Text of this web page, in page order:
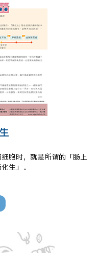
胞时，就是所谓的「肠上
生」。